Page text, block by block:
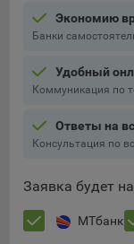
Необходимые для
платформ
передаются
время
Остальные - не
определять
меры по
Экономию
Банки
Удобный
Коммуникация по
Ответы на
Консультация по
Заявка будет
МТбанк